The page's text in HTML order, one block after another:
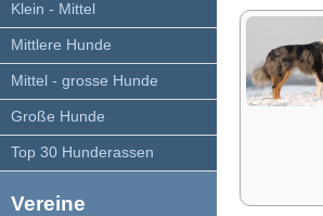
Klein - Mittel
Mittlere Hunde
Mittel - grosse Hunde
Große Hunde
Top 30 Hunderassen
Vereine